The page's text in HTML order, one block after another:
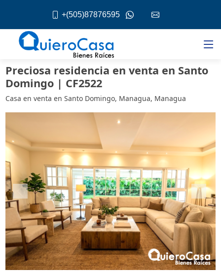
+(505)87876595
Preciosa residencia en venta en Santo
Domingo | CF2522
Casa en venta en Santo Domingo, Managua, Managua